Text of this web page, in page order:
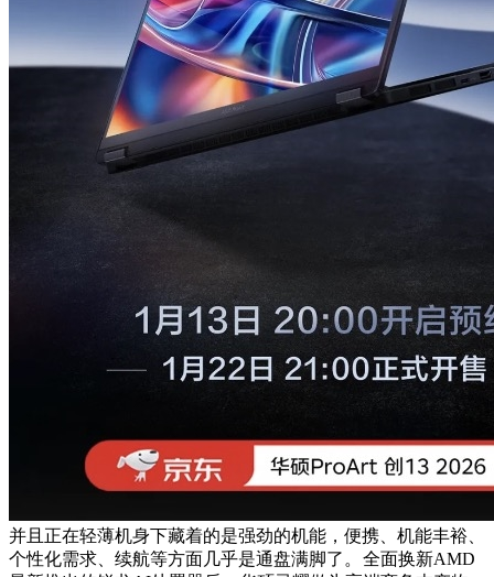
并且正在轻薄机身下藏着的是强劲的机能，便携、机能丰裕、
个性化需求、续航等方面几乎是通盘满脚了。 全面换新AMD